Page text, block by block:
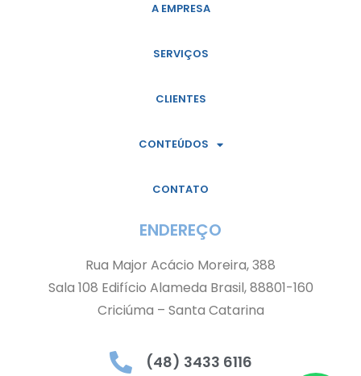
A EMPRESA
SERVIÇOS
CLIENTES
CONTEÚDOS
CONTATO
ENDEREÇO
Rua Major Acácio Moreira, 388
Sala 108 Edifício Alameda Brasil, 88801-160
Criciúma – Santa Catarina
(48) 3433 6116